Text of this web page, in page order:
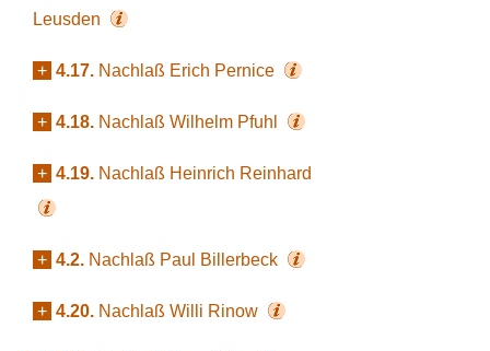
Leusden
+ 4.17. Nachlaß Erich Pernice
+ 4.18. Nachlaß Wilhelm Pfuhl
+ 4.19. Nachlaß Heinrich Reinhard
+ 4.2. Nachlaß Paul Billerbeck
+ 4.20. Nachlaß Willi Rinow